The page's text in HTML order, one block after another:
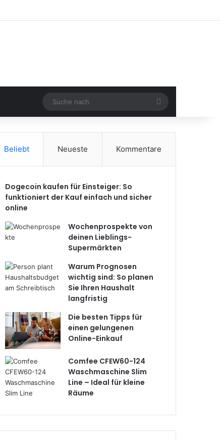
Suche
nach
Beliebt Neueste Kommentare
Dogecoin kaufen für Einsteiger: So
funktioniert der Kauf einfach und sicher
online
Wochenprospekte von
deinen Lieblings-
Supermärkten
Warum Prognosen
wichtig sind: So planen
Sie Ihren Haushalt
langfristig
Die besten Tipps für
einen gelungenen
Online-Einkauf
Comfee CFEW60-124
Waschmaschine Slim
Line – Ideal für kleine
Räume